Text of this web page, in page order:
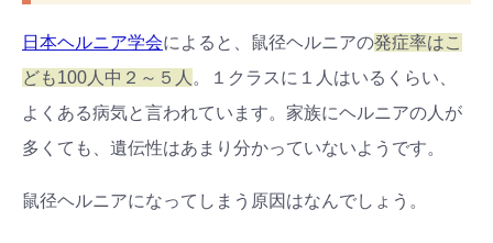
日本ヘルニア学会によると、鼠径ヘルニアの発症率はこ
ども100人中２～５人 。１クラスに１人はいるくらい、
よくある病気と言われています。家族にヘルニアの人が
多くても、遺伝性はあまり分かっていないようです。
鼠径ヘルニアになってしまう原因はなんでしょう。